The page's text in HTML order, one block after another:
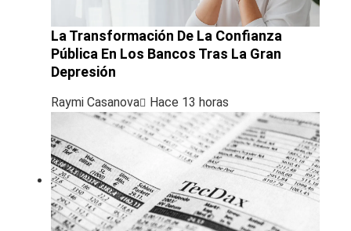
La Transformación De La Confianza
Pública En Los Bancos Tras La Gran
Depresión
Raymi Casanova Hace 13 horas